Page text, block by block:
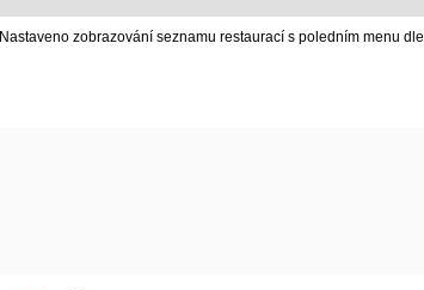
Nastaveno zobrazování seznamu restaurací s poledním menu dle